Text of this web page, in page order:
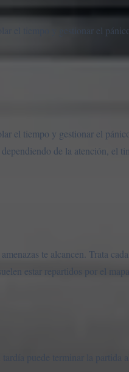
el tiempo y gestionar el
el tiempo y gestionar el
de la atención, el
te alcancen. Trata
estar repartidos por el mapa.
puede terminar la partida